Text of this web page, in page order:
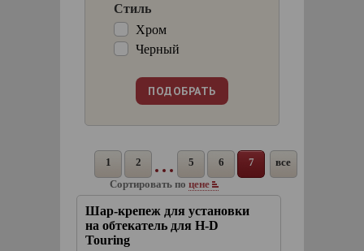
Стиль
Хром
Черный
1 2 5 6 7
все
Сортировать по цене
Шар-крепеж для установки
на обтекатель для H-D
Touring